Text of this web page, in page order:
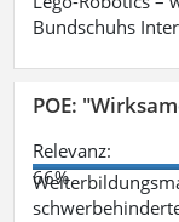
Bundschuhs
POE:
Relevanz:
66%